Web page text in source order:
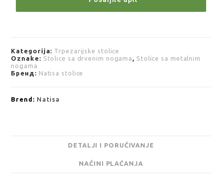
Kategorija: Trpezarijske stolice
Oznake: Stolice sa drvenim nogama , Stolice sa metalnim
nogama
Бренд: Natisa stolice
Brend: Natisa
DETALJI I PORUČIVANJE
NAČINI PLAĆANJA